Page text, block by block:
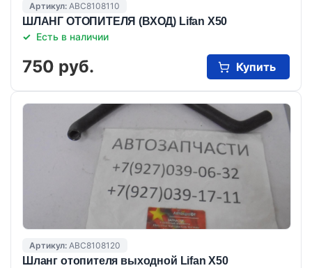
Артикул: ABC8108110
ШЛАНГ ОТОПИТЕЛЯ (ВХОД) Lifan X50
Есть в наличии
750 руб. Купить
Артикул: ABC8108120
Шланг отопителя выходной Lifan X50